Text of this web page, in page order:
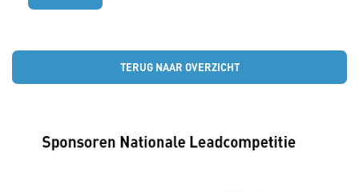
TERUG NAAR OVERZICHT